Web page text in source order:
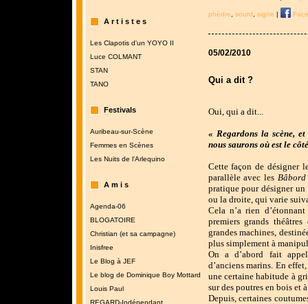
A r t i s t e s
Les Clapotis d'un YOYO II
Luce COLMANT
STAN
TANO
Festivals
Auribeau-sur-Scène
Femmes en Scènes
Les Nuits de l'Arlequino
A m i s
Agenda-06
BLOGATOIRE
Christian (et sa campagne)
Inisfree
Le Blog à JEF
Le blog de Dominique Boy Mottard
Louis Paul
REGARD-Indépendant
phèdre sourd signe |
05/02/2010
Qui a dit ?
Oui, qui a dit...
« Regardons la scène,
nous saurons où est le
Cette façon de désigner
parallèle avec les Bâbord
pratique pour désigner
ou la droite, qui varie
Cela n’a rien
premiers grands
grandes machines,
plus simplement à
On a d’abord fait
d’anciens marins. En
une certaine habitude à
sur des poutres en bois et
Depuis, certaines